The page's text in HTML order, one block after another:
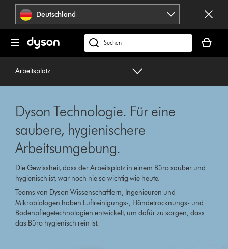
Navigation
überspringenDeutschland
dyson.de
durchsuchen
ist
Arbeitsplatz
Dyson Technologie. Für eine
saubere, hygienischere
Arbeitsumgebung.
Die Gewissheit, dass der Arbeitsplatz in einem Büro sauber und
hygienisch ist, war noch nie so wichtig wie heute.
Teams von Dyson Wissenschaftlern, Ingenieuren und
Mikrobiologen haben Luftreinigungs-, Händetrocknungs- und
Bodenpflegetechnologien entwickelt, um dafür zu sorgen, dass
das Büro hygienisch rein ist.